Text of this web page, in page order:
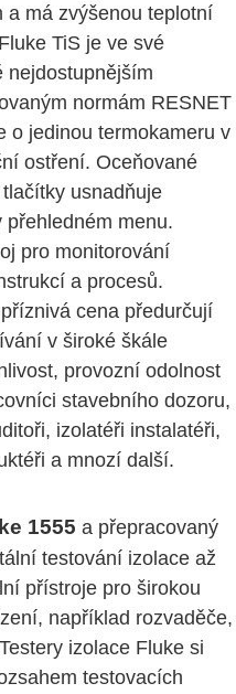
a má zvýšenou teplotní
TiS je ve své
nejdostupnějším
normám RESNET
o jedinou termokameru v
ostření. Oceňované
usnadňuje
menu.
pro monitorování
a procesů.
cena předurčují
v široké škále
provozní odolnost
stavebního dozoru,
izolatéři instalatéři,
a mnozí další.
1555 a přepracovaný
testování izolace až
přístroje pro širokou
například rozvaděče,
izolace Fluke si
testovacích